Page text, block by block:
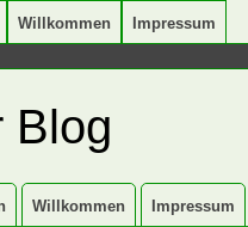
Willkommen Impressum
Blog
Willkommen Impressum